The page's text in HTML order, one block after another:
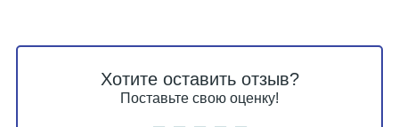
Хотите оставить отзыв?
Поставьте свою оценку!